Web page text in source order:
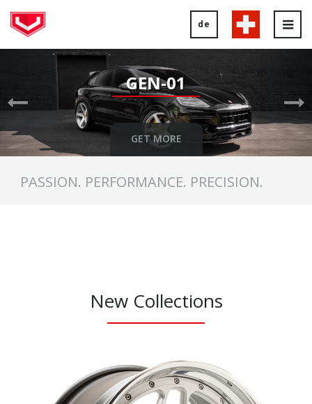
de
GEN-01
GET MORE
Previous
PASSION. PERFORMANCE. PRECISION.
New Collections